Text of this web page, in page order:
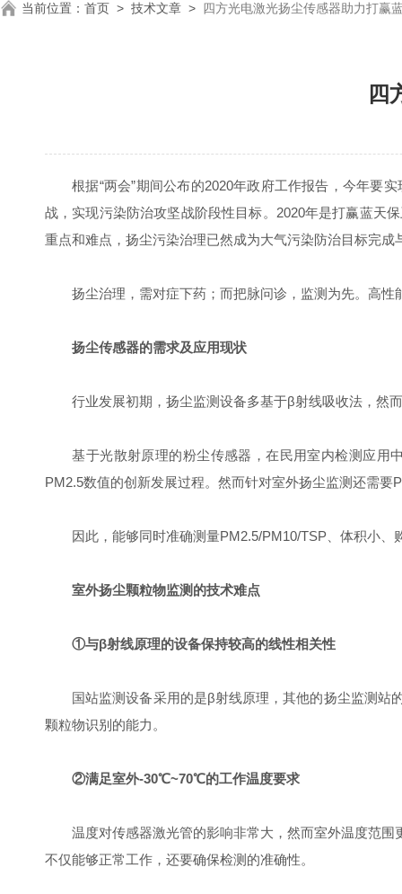
当前位置： 首页 > 技术文章 > 四方光电激光扬尘传感器助力打赢
四
根据“两会”期间公布的2020年政府工作报告，今年要实
战，实现污染防治攻坚战阶段性目标。 2020年是打赢蓝天
重点和难点，扬尘污染治理已然成为大气污染防治目标完成
扬尘治理，需对症下药；而把脉问诊，监测为先。高性
扬尘传感器的需求及应用现状
行业发展初期，扬尘监测设备多基于β射线吸收法，然而
基于光散射原理的粉尘传感器，在民用室内检测应用中
PM2.5数值的创新发展过程。然而针对室外扬尘监测还需
因此，能够同时准确测量PM2.5/PM10/TSP、体积小、
室外扬尘颗粒物监测的技术难点
①与β射线原理的设备保持较高的线性相关性
国站监测设备采用的是β射线原理，其他的扬尘监测站的
颗粒物识别的能力。
②满足室外-30℃~70℃的工作温度要求
温度对传感器激光管的影响非常大，然而室外温度范围
不仅能够正常工作，还要确保检测的准确性。